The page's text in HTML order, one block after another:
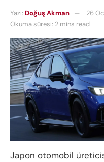
Yazı: Doğuş Akman
26
Okuma süresi: 2 mins read
Japon otomobil